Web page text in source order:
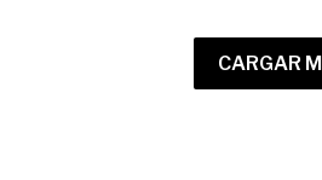
CARGAR